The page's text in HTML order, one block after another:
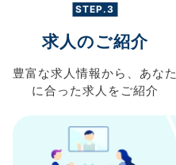
STEP.3
求人のご紹介
豊富な求人情報から、 あなた
に合った求人を ご紹介